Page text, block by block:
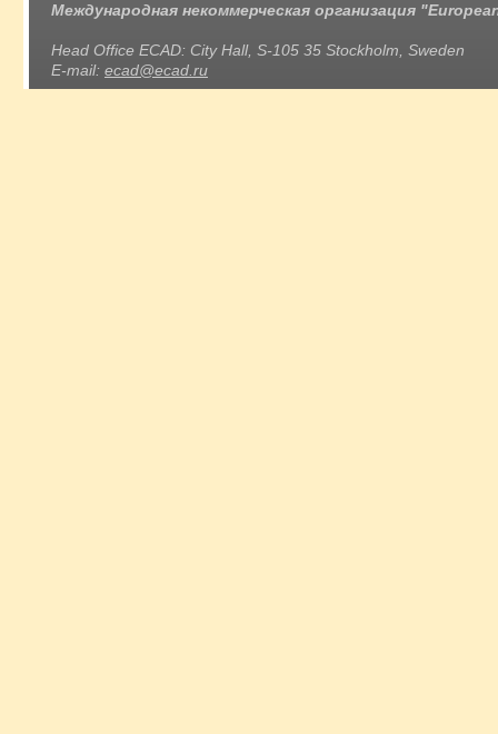
Международная некоммерческая организация
Head Office ECAD: City Hall, S-105 35 Stockholm, Sweden
E-mail: ecad@ecad.ru